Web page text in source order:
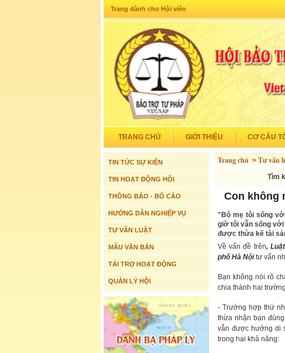
Trang dành cho Hội viên
TRANG CHỦ GIỚI THIỆU CƠ CẤU
TIN TỨC SỰ KIỆN
TIN HOẠT ĐỘNG HỘI
THÔNG BÁO - BỐ CÁO
HƯỚNG DẪN NGHIỆP VỤ
TƯ VẤN LUẬT
MẪU VĂN BẢN
TÀI TRỢ HOẠT ĐỘNG
QUẢN LÝ HỘI
Trang chủ > Tư vấn
Tìm
Con không
"Bố mẹ tôi sống
giờ tôi vẫn sống với
được thừa kế tài
Về vấn đề trên,
phố Hà Nộitư vấn
Bạn không nói rõ
chia thành hai
- Trường hợp thứ
thừa nhận bạn
vẫn được hưởng di
trong hai khả năng: